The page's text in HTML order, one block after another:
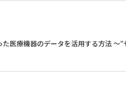
する方法 ～”セキュアな通信”と”高度な保守サービス